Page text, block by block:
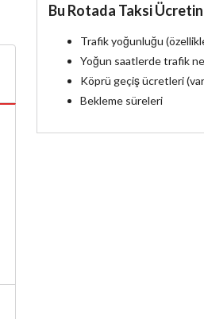
Bu Rotada Taksi
Trafik yoğunluğu
Yoğun saatlerde trafik
Köprü geçiş ücretleri
Bekleme süreleri